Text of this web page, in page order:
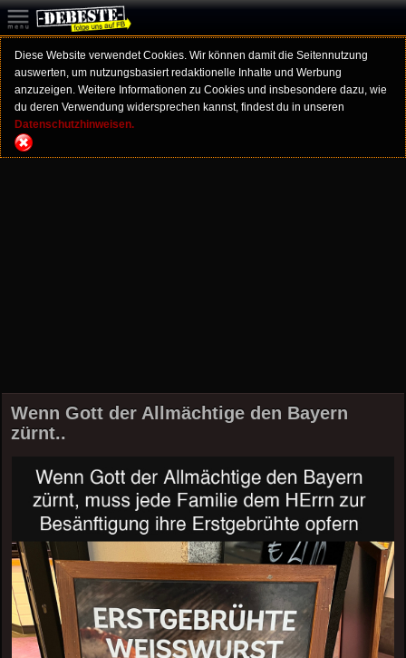
Diese Website verwendet Cookies. Wir können damit die Seitennutzung
auswerten, um nutzungsbasiert redaktionelle Inhalte und Werbung
anzuzeigen. Weitere Informationen zu Cookies und insbesondere dazu, wie
du deren Verwendung widersprechen kannst, findest du in unseren
Datenschutzhinweisen.
Wenn Gott der Allmächtige den Bayern
zürnt..